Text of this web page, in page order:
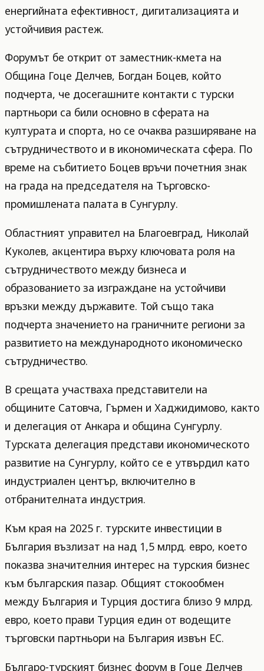
енергийната ефективност, дигитализацията и
устойчивия растеж.
Форумът бе открит от заместник-кмета на
Община Гоце Делчев, Богдан Боцев, който
подчерта, че досегашните контакти с турски
партньори са били основно в сферата на
културата и спорта, но се очаква разширяване на
сътрудничеството и в икономическата сфера. По
време на събитието Боцев връчи почетния знак
на града на председателя на Търговско-
промишлената палата в Сунгурлу.
Областният управител на Благоевград, Николай
Куколев, акцентира върху ключовата роля на
сътрудничеството между бизнеса и
образованието за изграждане на устойчиви
връзки между държавите. Той също така
подчерта значението на граничните региони за
развитието на международното икономическо
сътрудничество.
В срещата участваха представители на
общините Сатовча, Гърмен и Хаджидимово, както
и делегация от Анкара и община Сунгурлу.
Турската делегация представи икономическото
развитие на Сунгурлу, който се е утвърдил като
индустриален център, включително в
отбранителната индустрия.
Към края на 2025 г. турските инвестиции в
България възлизат на над 1,5 млрд. евро, което
показва значителния интерес на турския бизнес
към българския пазар. Общият стокообмен
между България и Турция достига близо 9 млрд.
евро, което прави Турция един от водещите
търговски партньори на България извън ЕС.
Българо-турският бизнес форум в Гоце Делчев